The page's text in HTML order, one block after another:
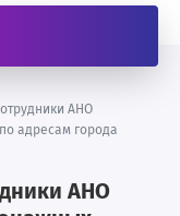
АНО
адресам города
АНО